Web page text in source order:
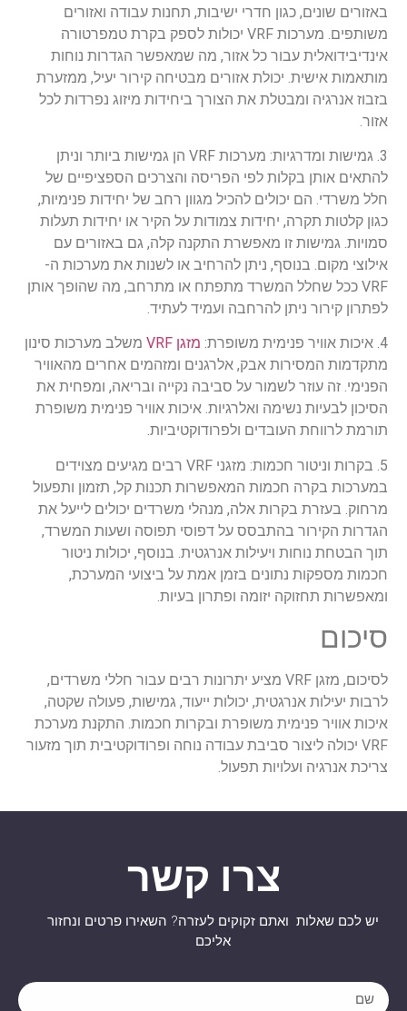
באזורים שונים, כגון חדרי ישיבות, תחנות עבודה ואזורים
משותפים. מערכות VRF יכולות לספק בקרת טמפרטורה
אינדיבידואלית עבור כל אזור, מה שמאפשר הגדרות נוחות
מותאמות אישית. יכולת אזורים מבטיחה קירור יעיל, ממזערת
בזבוז אנרגיה ומבטלת את הצורך ביחידות מיזוג נפרדות לכל
אזור.
3. גמישות ומדרגיות: מערכות VRF הן גמישות ביותר וניתן
להתאים אותן בקלות לפי הפריסה והצרכים הספציפיים של
חלל משרדי. הם יכולים להכיל מגוון רחב של יחידות פנימיות,
כגון קלטות תקרה, יחידות צמודות על הקיר או יחידות תעלות
סמויות. גמישות זו מאפשרת התקנה קלה, גם באזורים עם
אילוצי מקום. בנוסף, ניתן להרחיב או לשנות את מערכות ה-
VRF ככל שחלל המשרד מתפתח או מתרחב, מה שהופך אותן
לפתרון קירור ניתן להרחבה ועמיד לעתיד.
4. איכות אוויר פנימית משופרת: מזגן VRF
משלב מערכות סינון
מתקדמות המסירות אבק, אלרגנים ומזהמים אחרים מהאוויר
הפנימי. זה עוזר לשמור על סביבה נקייה ובריאה, ומפחית את
הסיכון לבעיות נשימה ואלרגיות. איכות אוויר פנימית משופרת
תורמת לרווחת העובדים ולפרודוקטיביות.
5. בקרות וניטור חכמות: מזגני VRF רבים מגיעים מצוידים
במערכות בקרה חכמות המאפשרות תכנות קל, תזמון ותפעול
מרחוק. בעזרת בקרות אלה, מנהלי משרדים יכולים לייעל את
הגדרות הקירור בהתבסס על דפוסי תפוסה ושעות המשרד,
תוך הבטחת נוחות ויעילות אנרגטית. בנוסף, יכולות ניטור
חכמות מספקות נתונים בזמן אמת על ביצועי המערכת,
ומאפשרות תחזוקה יזומה ופתרון בעיות.
סיכום
לסיכום, מזגן VRF מציע יתרונות רבים עבור חללי משרדים,
לרבות יעילות אנרגטית, יכולות ייעוד, גמישות, פעולה שקטה,
איכות אוויר פנימית משופרת ובקרות חכמות. התקנת מערכת
VRF יכולה ליצור סביבת עבודה נוחה ופרודוקטיבית תוך מזעור
צריכת אנרגיה ועלויות תפעול.
צרו קשר
יש לכם שאלות ואתם זקוקים לעזרה? השאירו פרטים ונחזור
אליכם